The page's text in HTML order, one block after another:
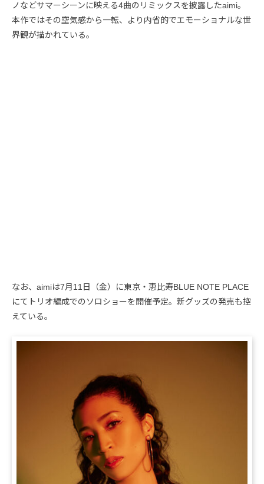
ノなどサマーシーンに映える4曲のリミックスを披露したaimi。
本作ではその空気感から一転、より内省的でエモーショナルな世
界観が描かれている。
なお、aimiは7月11日（金）に東京・恵比寿BLUE NOTE PLACE
にてトリオ編成でのソロショーを開催予定。新グッズの発売も控
えている。